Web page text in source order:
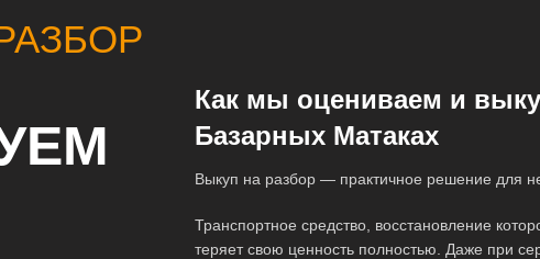
Как мы оцениваем и
Базарных Матаках
Выкуп на разбор — практичное решение для
Транспортное средство, восстановление
теряет свою ценность полностью. Даже при